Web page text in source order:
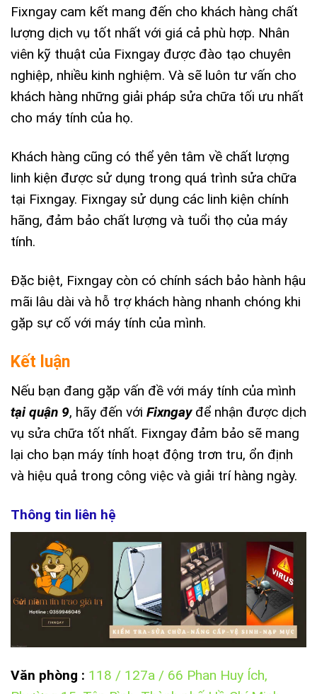
Fixngay cam kết mang đến cho khách hàng chất
lượng dịch vụ tốt nhất với giá cả phù hợp. Nhân
viên kỹ thuật của Fixngay được đào tạo chuyên
nghiệp, nhiều kinh nghiệm. Và sẽ luôn tư vấn cho
khách hàng những giải pháp sửa chữa tối ưu nhất
cho máy tính của họ.
Khách hàng cũng có thể yên tâm về chất lượng
linh kiện được sử dụng trong quá trình sửa chữa
tại Fixngay. Fixngay sử dụng các linh kiện chính
hãng, đảm bảo chất lượng và tuổi thọ của máy
tính.
Đặc biệt, Fixngay còn có chính sách bảo hành hậu
mãi lâu dài và hỗ trợ khách hàng nhanh chóng khi
gặp sự cố với máy tính của mình.
Kết luận
Nếu bạn đang gặp vấn đề với máy tính của mình
tại quận 9, hãy đến với Fixngay để nhận được dịch
vụ sửa chữa tốt nhất. Fixngay đảm bảo sẽ mang
lại cho bạn máy tính hoạt động trơn tru, ổn định
và hiệu quả trong công việc và giải trí hàng ngày.
Thông tin liên hệ
Văn phòng : 118 / 127a / 66 Phan Huy Ích,